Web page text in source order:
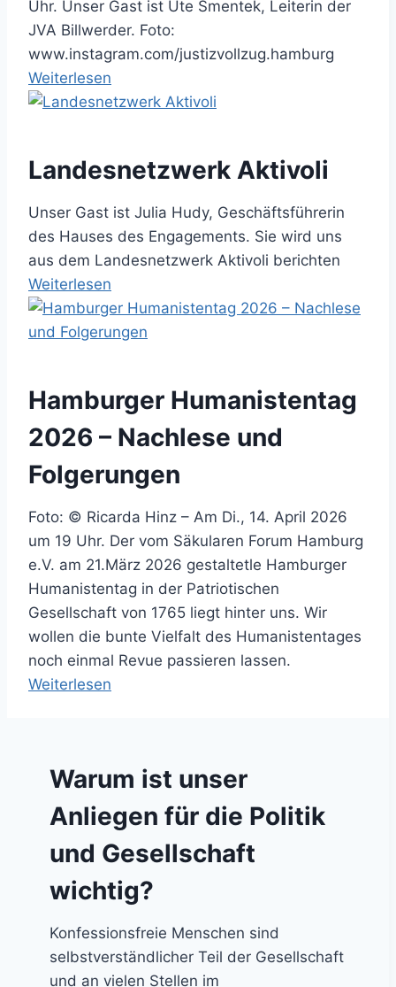
Uhr. Unser Gast ist Ute Smentek, Leiterin der
JVA Billwerder. Foto:
www.instagram.com/justizvollzug.hamburg
Weiterlesen
R
i
ö
s
e
G
e
n
g
i
-
S
e
e
s
o
e
r
w
e
t
l
Landesnetzwerk Aktivoli
Unser Gast ist Julia Hudy, Geschäftsführerin
des Hauses des Engagements. Sie wird uns
aus dem Landesnetzwerk Aktivoli berichten
Weiterlesen
L
a
n
e
z
w
e
r
k
A
k
t
l
Hamburger Humanistentag
2026 – Nachlese und
Folgerungen
Foto: © Ricarda Hinz – Am Di., 14. April 2026
um 19 Uhr. Der vom Säkularen Forum Hamburg
e.V. am 21.März 2026 gestaltetle Hamburger
Humanistentag in der Patriotischen
Gesellschaft von 1765 liegt hinter uns. Wir
wollen die bunte Vielfalt des Humanistentages
noch einmal Revue passieren lassen.
Weiterlesen
b
r
g
r
m
Warum ist unser
Anliegen für die Politik
und Gesellschaft
wichtig?
Konfessionsfreie Menschen sind
selbstverständlicher Teil der Gesellschaft
und an vielen Stellen im